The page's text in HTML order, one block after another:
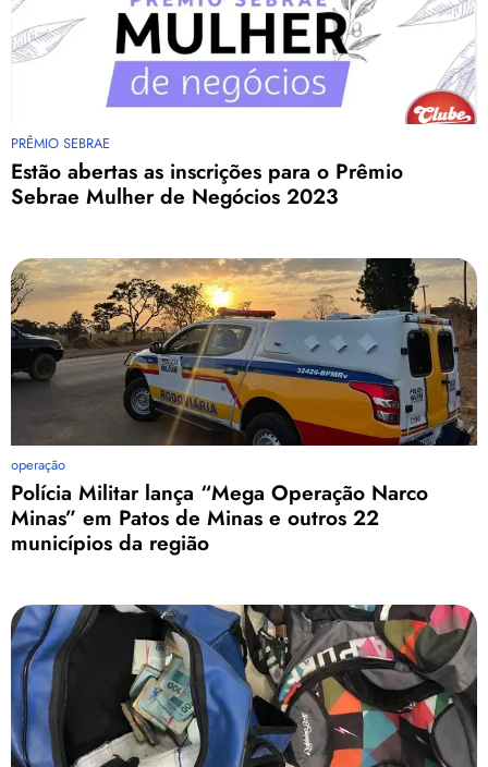
PRÊMIO SEBRAE
Estão abertas as inscrições para o Prêmio
Sebrae Mulher de Negócios 2023
operação
Polícia Militar lança “Mega Operação Narco
Minas” em Patos de Minas e outros 22
municípios da região